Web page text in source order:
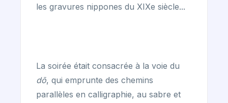
les gravures nippones du XIXe siècle...
La soirée était consacrée à la voie du
dō, qui emprunte des chemins
parallèles en calligraphie, au sabre et